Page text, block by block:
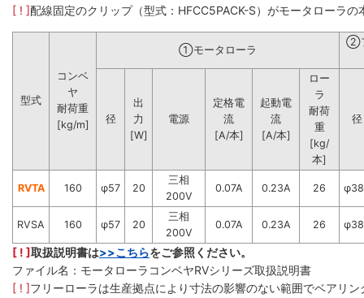
[ ! ]配線固定のクリップ（型式：HFCC5PACK-S）がモータローラ
型式
コンベ
ヤ
耐荷重
[kg/m]
①モータローラ
②
径
出
力
[W]
電源
定格電
流
[A/本]
起動電
流
[A/本]
ロー
ラ
耐荷
重
[kg/
本]
径
RVTA 160 φ57 20
三相
200V
0.07A 0.23A 26
RVSA 160 φ57 20
三相
200V
0.07A 0.23A 26
[ ! ]取扱説明書は>>こちらをご参照ください。
ファイル名：モータローラコンベヤRVシリーズ取扱説明書
[ ! ]フリーローラは生産拠点により寸法の影響のない範囲でベアリ